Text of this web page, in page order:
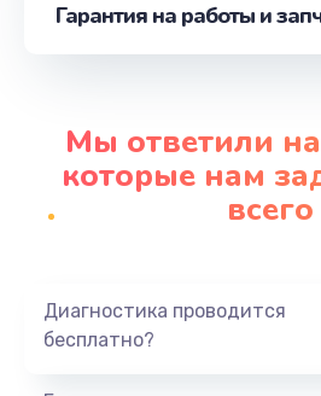
Гарантия на работы и
Мы ответили
которые нам
всего
Диагностика проводится
бесплатно?